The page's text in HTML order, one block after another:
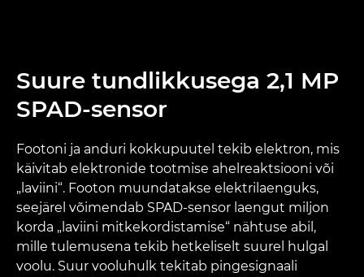
Suure tundlikkusega 2,1 MP
SPAD-sensor
Footoni ja anduri kokkupuutel tekib elektron, mis
käivitab elektronide tootmise ahelreaktsiooni või
„laviini“. Footon muundatakse elektrilaenguks,
seejärel võimendab SPAD-sensor laengut miljon
korda „laviini mitkekordistamise“ nähtuse abil,
mille tulemusena tekib hetkeliselt suurel hulgal
voolu. Suur vooluhulk tekitab pingesignaali